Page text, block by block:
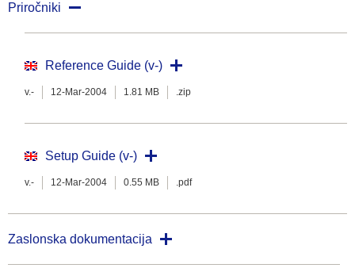
Priročniki
Reference Guide (v-)
v.- 12-Mar-2004 1.81 MB .zip
Setup Guide (v-)
v.- 12-Mar-2004 0.55 MB .pdf
Zaslonska dokumentacija